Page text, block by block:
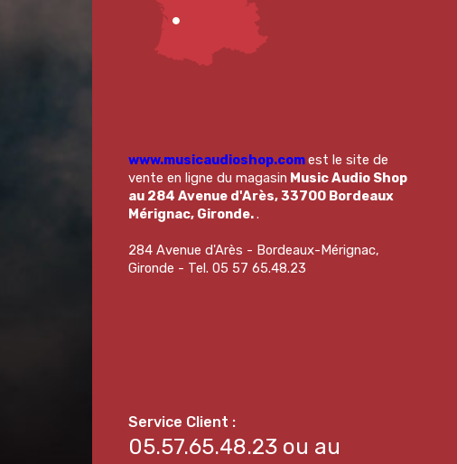
www.musicaudioshop.comest le site de
vente en ligne du magasin Music Audio Shop
au 284 Avenue d'Arès, 33700 Bordeaux
Mérignac, Gironde..
284 Avenue d'Arès - Bordeaux-Mérignac,
Gironde - Tel. 05 57 65.48.23
05.57.65.48.23 ou au